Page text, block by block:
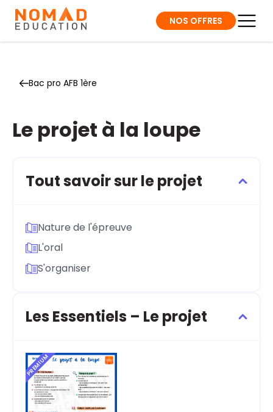
NOS OFFRES
Bac pro AFB 1ère
Le projet à la loupe
Tout savoir sur le projet
Nature de l'épreuve
L'oral
S'organiser
Les Essentiels – Le projet
PREMIUM